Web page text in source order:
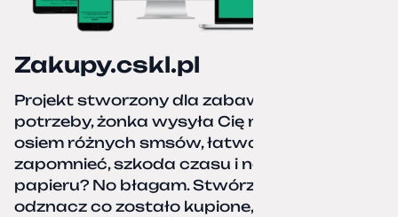
Zakupy.cskl.pl
Projekt stworzony dla zabawy i realnej
potrzeby, żonka wysyła Cię na zakupy,
osiem różnych smsów, łatwo coś pominać,
zapomnieć, szkoda czasu i nerwów. Kartka
papieru? No błagam. Stwórz listę zakupów,
odznacz co zostało kupione, zacznij od